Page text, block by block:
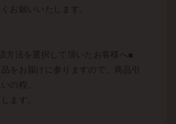
お願いいたします。
方法を選択して頂いたお客様へ■
をお届けに参りますので、商品引
の程、
ます。